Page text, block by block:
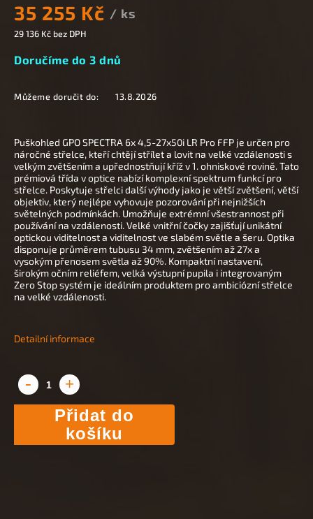
35 255 Kč / ks
29 136 Kč bez DPH
Doručíme do 3 dnů
Můžeme doručit do: 13.8.2026
Přidat do
košíku
Puškohled GPO SPECTRA 6x 4,5-27x50i LR Pro FFP je určen pro
náročné střelce, kteří chtějí střílet a lovit na velké vzdálenosti s
velkým zvětšením a upřednostňují kříž v 1. ohniskové rovině. Tato
prémiová třída v optice nabízí komplexní spektrum funkcí pro
střelce. Poskytuje střelci další výhody jako je větší zvětšení, větší
objektiv, který nejlépe vyhovuje pozorování při nejnižších
světelných podmínkách. Umožňuje extrémní všestrannost při
používání na vzdálenosti. Velké vnitřní čočky zajišťují unikátní
optickou viditelnost a viditelnost ve slabém světle a šeru. Optika
disponuje průměrem tubusu 34 mm, zvětšením až 27x a
vysokým přenosem světla až 90%. Kompaktní nastavení,
širokým očním reliéfem, velká výstupní pupila i integrovaným
Zero Stop systém je ideálním produktem pro ambiciózní střelce
na velké vzdálenosti.
Detailní informace